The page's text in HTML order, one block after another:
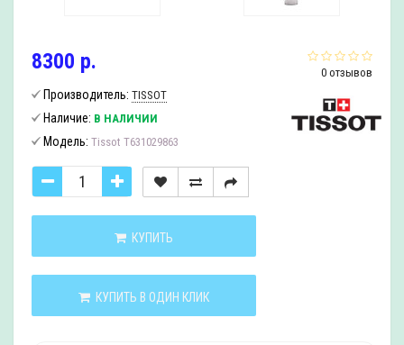
0 отзывов
8300 р.
Производитель: TISSOT
Наличие: В НАЛИЧИИ
Модель: Tissot T631029863
КУПИТЬ
КУПИТЬ В ОДИН КЛИК